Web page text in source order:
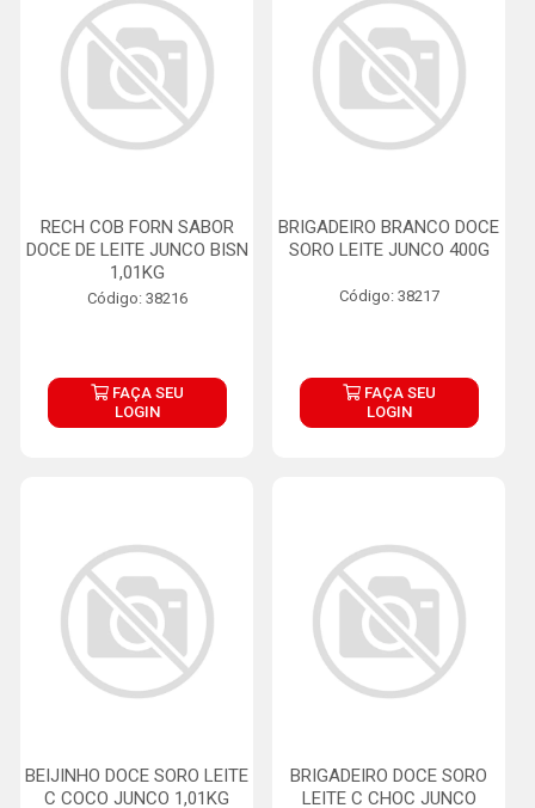
RECH COB FORN SABOR
DOCE DE LEITE JUNCO BISN
1,01KG
Código: 38216
FAÇA SEU
LOGIN
BRIGADEIRO BRANCO DOCE
SORO LEITE JUNCO 400G
Código: 38217
FAÇA SEU
LOGIN
BEIJINHO DOCE SORO LEITE
C COCO JUNCO 1,01KG
BRIGADEIRO DOCE SORO
LEITE C CHOC JUNCO